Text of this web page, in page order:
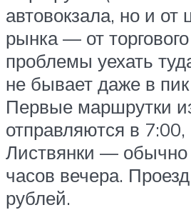
автовокзала, но и от
рынка — от
проблемы уехать
не бывает даже в пик
Первые маршрутки
отправляются в
Листвянки —
часов вечера.
рублей.